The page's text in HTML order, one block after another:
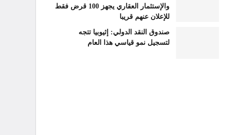
والإستثمار العقاري يجهز 100 قرض فقط
للإعلان عنهم قريبا
صندوق النقد الدولي: إثيوبيا تتجه
لتسجيل نمو قياسي هذا العام